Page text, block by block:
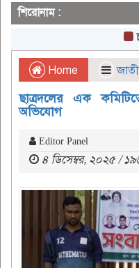
শিরোনাম :
Home
ছাত্রদলের এক
অভিযোগ
Editor Panel
৪ ডিসেম্বর, ২০২৫ /